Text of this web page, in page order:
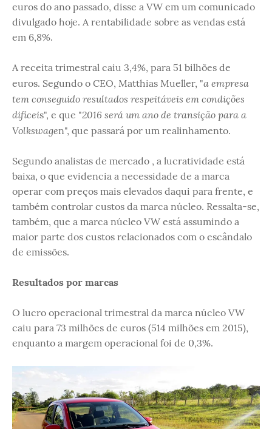
euros do ano passado, disse a VW em um comunicado
divulgado hoje. A rentabilidade sobre as vendas está
em 6,8%.
A receita trimestral caiu 3,4%, para 51 bilhões de
euros. Segundo o CEO, Matthias Mueller, "a empresa
tem conseguido resultados respeitáveis ​​em condições
difíceis", e que "2016 será um ano de transição para a
Volkswagen", que passará por um realinhamento.
Segundo analistas de mercado , a lucratividade está
baixa, o que evidencia a necessidade de a marca
operar com preços mais elevados daqui para frente, e
também controlar custos da marca núcleo. Ressalta-se,
também, que a marca núcleo VW está assumindo a
maior parte dos custos relacionados com o escândalo
de emissões.
Resultados por marcas
O lucro operacional trimestral da marca núcleo VW
caiu para 73 milhões de euros (514 milhões em 2015),
enquanto a margem operacional foi de 0,3%.